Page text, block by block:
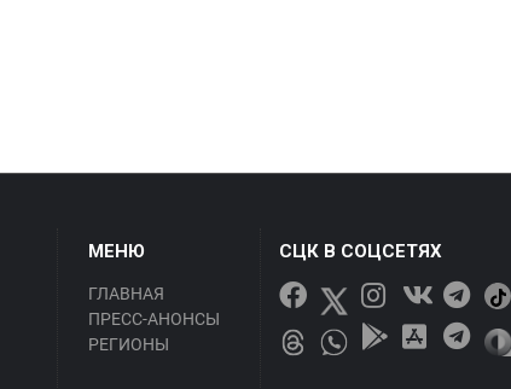
МЕНЮ
ГЛАВНАЯ
ПРЕСС-АНОНСЫ
РЕГИОНЫ
СЦК В СОЦСЕТЯХ